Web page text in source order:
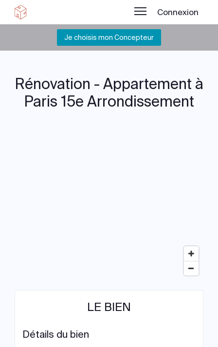
Connexion
Je choisis mon Concepteur
Rénovation - Appartement à
Paris 15e Arrondissement
LE BIEN
Détails du bien